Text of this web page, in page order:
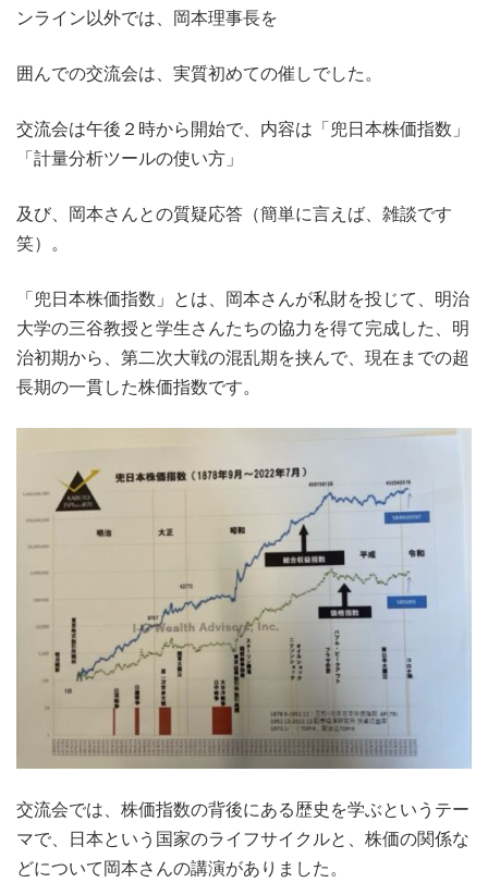
ンライン以外では、岡本理事長を
囲んでの交流会は、実質初めての催しでした。
交流会は午後２時から開始で、内容は「兜日本株価指数」
「計量分析ツールの使い方」
及び、岡本さんとの質疑応答（簡単に言えば、雑談です
笑）。
「兜日本株価指数」とは、岡本さんが私財を投じて、明治
大学の三谷教授と学生さんたちの協力を得て完成した、明
治初期から、第二次大戦の混乱期を挟んで、現在までの超
長期の一貫した株価指数です。
交流会では、株価指数の背後にある歴史を学ぶというテー
マで、日本という国家のライフサイクルと、株価の関係な
どについて岡本さんの講演がありました。